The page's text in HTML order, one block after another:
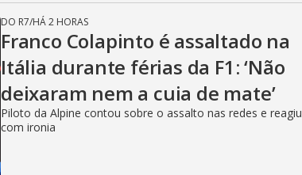
DO R7/HÁ 2 HORAS
Franco Colapinto é assaltado na
Itália durante férias da F1: ‘Não
deixaram nem a cuia de mate’
Piloto da Alpine contou sobre o assalto nas redes e reagiu
com ironia